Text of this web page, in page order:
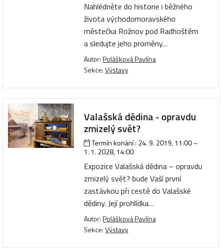
Nahlédněte do historie i běžného
života východomoravského
městečka Rožnov pod Radhoštěm
a sledujte jeho proměny…
Autor:Polášková Pavlína
Sekce:Výstavy
Valašská dědina - opravdu
zmizelý svět?
Termín konání : 24. 9. 2019, 11:00–
1. 1. 2028, 14:00
Expozice Valašská dědina – opravdu
zmizelý svět? bude Vaší první
zastávkou při cestě do Valašské
dědiny. Její prohlídka…
Autor:Polášková Pavlína
Sekce:Výstavy